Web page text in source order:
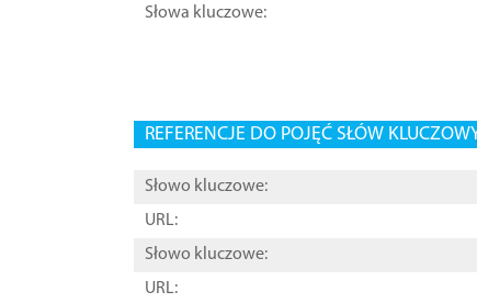
Słowa kluczowe:
REFERENCJE DO POJĘĆ SŁÓW
Słowo kluczowe:
URL:
Słowo kluczowe:
URL: